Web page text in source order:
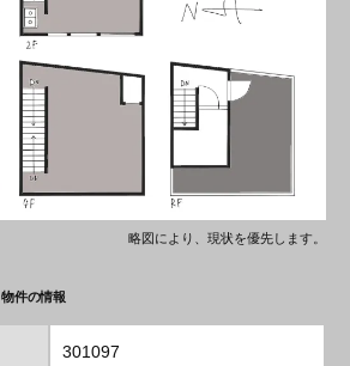
略図により、現状を優先します。
物件の情報
301097